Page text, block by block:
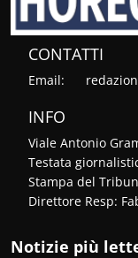
CONTATTI
Email:
INFO
Viale Antonio
Testata
Stampa del
Direttore Resp:
Notizie più